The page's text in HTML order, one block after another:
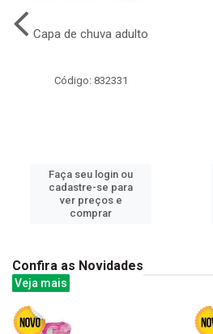
Capa de chuva adulto
Código: 832331
Faça seu login ou
cadastre-se para
ver preços e
comprar
Confira as Novidades
Veja mais